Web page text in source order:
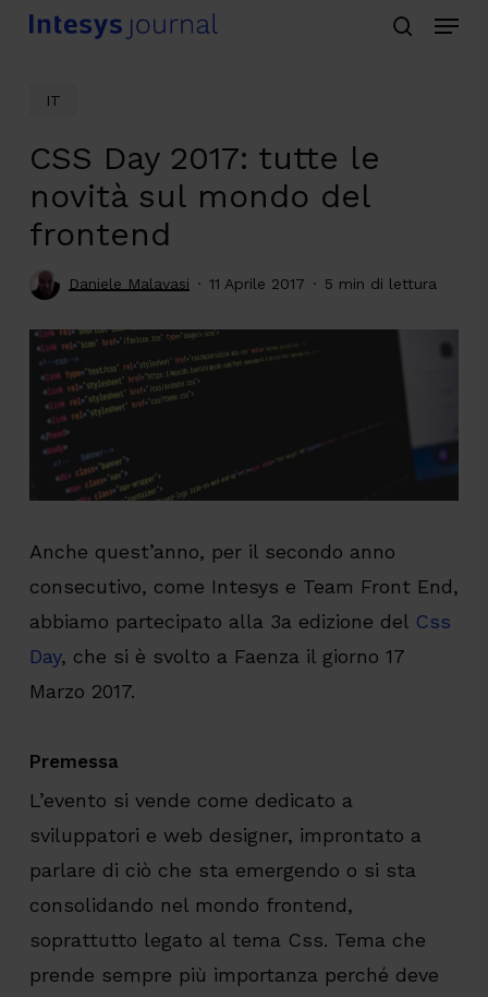
Skip
Menu
IT
CSS Day 2017: tutte le
novità sul mondo del
frontend
Daniele Malavasi 11 Aprile 2017 5 min di lettura
Anche quest’anno, per il secondo anno
consecutivo, come Intesys e Team Front End,
abbiamo partecipato alla 3a edizione del Css
Day, che si è svolto a Faenza il giorno 17
Marzo 2017.
Premessa
L’evento si vende come dedicato a
sviluppatori e web designer, improntato a
parlare di ciò che sta emergendo o si sta
consolidando nel mondo frontend,
soprattutto legato al tema Css. Tema che
prende sempre più importanza perché deve